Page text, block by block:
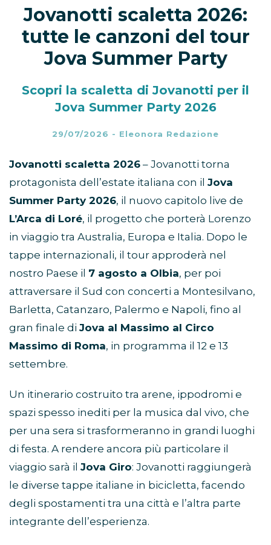
Jovanotti scaletta 2026:
tutte le canzoni del tour
Jova Summer Party
Scopri la scaletta di Jovanotti per il
Jova Summer Party 2026
29/07/2026 - Eleonora Redazione
Jovanotti scaletta 2026 – Jovanotti torna
protagonista dell’estate italiana con il Jova
Summer Party 2026, il nuovo capitolo live de
L’Arca di Loré, il progetto che porterà Lorenzo
in viaggio tra Australia, Europa e Italia. Dopo le
tappe internazionali, il tour approderà nel
nostro Paese il 7 agosto a Olbia, per poi
attraversare il Sud con concerti a Montesilvano,
Barletta, Catanzaro, Palermo e Napoli, fino al
gran finale di Jova al Massimo al Circo
Massimo di Roma, in programma il 12 e 13
settembre.
Un itinerario costruito tra arene, ippodromi e
spazi spesso inediti per la musica dal vivo, che
per una sera si trasformeranno in grandi luoghi
di festa. A rendere ancora più particolare il
viaggio sarà il Jova Giro: Jovanotti raggiungerà
le diverse tappe italiane in bicicletta, facendo
degli spostamenti tra una città e l’altra parte
integrante dell’esperienza.